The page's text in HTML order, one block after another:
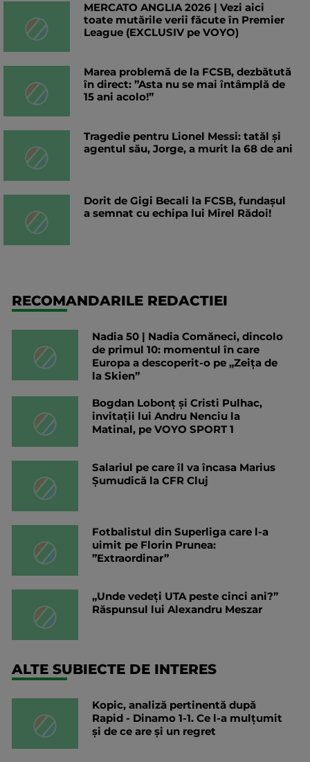
MERCATO ANGLIA 2026 | Vezi aici
toate mutările verii făcute în Premier
League (EXCLUSIV pe VOYO)
Marea problemă de la FCSB, dezbătută
în direct: ”Asta nu se mai întâmplă de
15 ani acolo!”
Tragedie pentru Lionel Messi: tatăl și
agentul său, Jorge, a murit la 68 de ani
Dorit de Gigi Becali la FCSB, fundașul
a semnat cu echipa lui Mirel Rădoi!
RECOMANDARILE REDACTIEI
Nadia 50 | Nadia Comăneci, dincolo
de primul 10: momentul în care
Europa a descoperit-o pe „Zeița de
la Skien”
Bogdan Lobonț și Cristi Pulhac,
invitații lui Andru Nenciu la
Matinal, pe VOYO SPORT 1
Salariul pe care îl va încasa Marius
Șumudică la CFR Cluj
Fotbalistul din Superliga care l-a
uimit pe Florin Prunea:
”Extraordinar”
„Unde vedeți UTA peste cinci ani?”
Răspunsul lui Alexandru Meszar
ALTE SUBIECTE DE INTERES
Kopic, analiză pertinentă după
Rapid - Dinamo 1-1. Ce l-a mulțumit
și de ce are și un regret